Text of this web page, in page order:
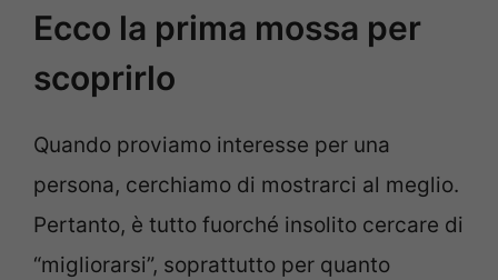
Ecco la prima mossa per
scoprirlo
Quando proviamo interesse per una
persona, cerchiamo di mostrarci al meglio.
Pertanto, è tutto fuorché insolito cercare di
“migliorarsi”, soprattutto per quanto